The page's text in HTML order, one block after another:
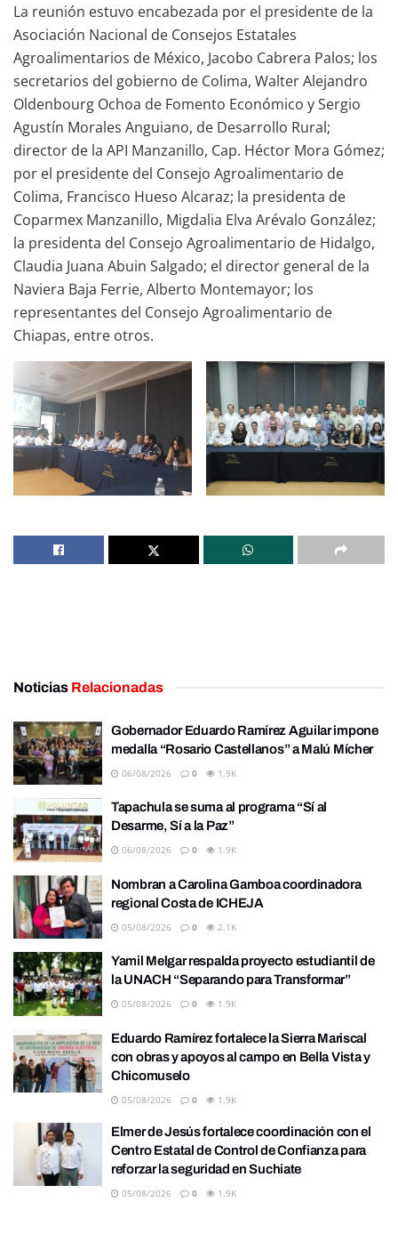
La reunión estuvo encabezada por el presidente de la
Asociación Nacional de Consejos Estatales
Agroalimentarios de México, Jacobo Cabrera Palos; los
secretarios del gobierno de Colima, Walter Alejandro
Oldenbourg Ochoa de Fomento Económico y Sergio
Agustín Morales Anguiano, de Desarrollo Rural;
director de la API Manzanillo, Cap. Héctor Mora Gómez;
por el presidente del Consejo Agroalimentario de
Colima, Francisco Hueso Alcaraz; la presidenta de
Coparmex Manzanillo, Migdalia Elva Arévalo González;
la presidenta del Consejo Agroalimentario de Hidalgo,
Claudia Juana Abuin Salgado; el director general de la
Naviera Baja Ferrie, Alberto Montemayor; los
representantes del Consejo Agroalimentario de
Chiapas, entre otros.
Noticias Relacionadas
Gobernador Eduardo Ramírez Aguilar impone
medalla “Rosario Castellanos” a Malú Mícher
06/08/2026 0 1.9K
Tapachula se suma al programa “Sí al
Desarme, Sí a la Paz”
06/08/2026 0 1.9K
Nombran a Carolina Gamboa coordinadora
regional Costa de ICHEJA
05/08/2026 0 2.1K
Yamil Melgar respalda proyecto estudiantil de
la UNACH “Separando para Transformar”
05/08/2026 0 1.9K
Eduardo Ramírez fortalece la Sierra Mariscal
con obras y apoyos al campo en Bella Vista y
Chicomuselo
05/08/2026 0 1.9K
Elmer de Jesús fortalece coordinación con el
Centro Estatal de Control de Confianza para
reforzar la seguridad en Suchiate
05/08/2026 0 1.9K